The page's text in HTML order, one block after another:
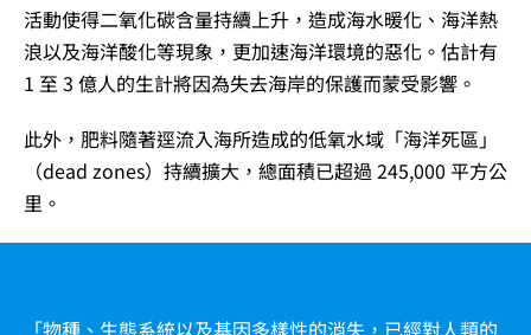
活動使得二氧化碳含量持續上升，造成海水暖化、海洋熱
浪以及海洋酸化等現象，更加速海洋環境的惡化。估計有
1 至 3 億人的生計將因為失去海岸的保護而蒙受影響。
此外，肥料隨著逕流入海所造成的低氧水域「海洋死區」
（dead zones）持續擴大，總面積已超過 245,000 平方公
里。